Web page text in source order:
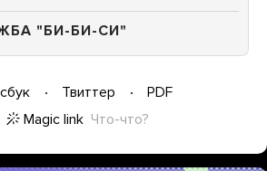
"БИ-БИ-СИ"
Твиттер
PDF
Magic link Что-что?